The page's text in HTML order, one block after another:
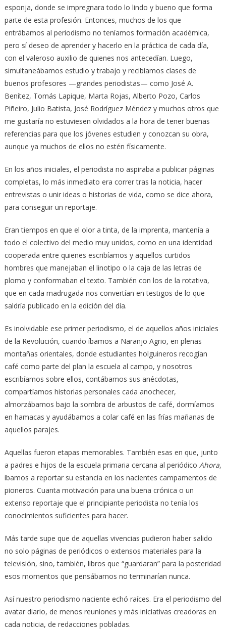
esponja, donde se impregnara todo lo lindo y bueno que forma
parte de esta profesión. Entonces, muchos de los que
entrábamos al periodismo no teníamos formación académica,
pero sí deseo de aprender y hacerlo en la práctica de cada día,
con el valeroso auxilio de quienes nos antecedían. Luego,
simultaneábamos estudio y trabajo y recibíamos clases de
buenos profesores —grandes periodistas— como José A.
Benítez, Tomás Lapique, Marta Rojas, Alberto Pozo, Carlos
Piñeiro, Julio Batista, José Rodríguez Méndez y muchos otros que
me gustaría no estuviesen olvidados a la hora de tener buenas
referencias para que los jóvenes estudien y conozcan su obra,
aunque ya muchos de ellos no estén físicamente.
En los años iniciales, el periodista no aspiraba a publicar páginas
completas, lo más inmediato era correr tras la noticia, hacer
entrevistas o unir ideas o historias de vida, como se dice ahora,
para conseguir un reportaje.
Eran tiempos en que el olor a tinta, de la imprenta, mantenía a
todo el colectivo del medio muy unidos, como en una identidad
cooperada entre quienes escribíamos y aquellos curtidos
hombres que manejaban el linotipo o la caja de las letras de
plomo y conformaban el texto. También con los de la rotativa,
que en cada madrugada nos convertían en testigos de lo que
saldría publicado en la edición del día.
Es inolvidable ese primer periodismo, el de aquellos años iniciales
de la Revolución, cuando íbamos a Naranjo Agrio, en plenas
montañas orientales, donde estudiantes holguineros recogían
café como parte del plan la escuela al campo, y nosotros
escribíamos sobre ellos, contábamos sus anécdotas,
compartíamos historias personales cada anochecer,
almorzábamos bajo la sombra de arbustos de café, dormíamos
en hamacas y ayudábamos a colar café en las frías mañanas de
aquellos parajes.
Aquellas fueron etapas memorables. También esas en que, junto
a padres e hijos de la escuela primaria cercana al periódico Ahora,
íbamos a reportar su estancia en los nacientes campamentos de
pioneros. Cuanta motivación para una buena crónica o un
extenso reportaje que el principiante periodista no tenía los
conocimientos suficientes para hacer.
Más tarde supe que de aquellas vivencias pudieron haber salido
no solo páginas de periódicos o extensos materiales para la
televisión, sino, también, libros que “guardaran” para la posteridad
esos momentos que pensábamos no terminarían nunca.
Así nuestro periodismo naciente echó raíces. Era el periodismo del
avatar diario, de menos reuniones y más iniciativas creadoras en
cada noticia, de redacciones pobladas.